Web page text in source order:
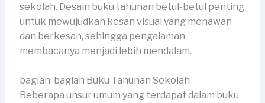
sekolah. Desain buku tahunan betul-betul penting
untuk mewujudkan kesan visual yang menawan
dan berkesan, sehingga pengalaman
membacanya menjadi lebih mendalam.
bagian-bagian Buku Tahunan Sekolah
Beberapa unsur umum yang terdapat dalam buku